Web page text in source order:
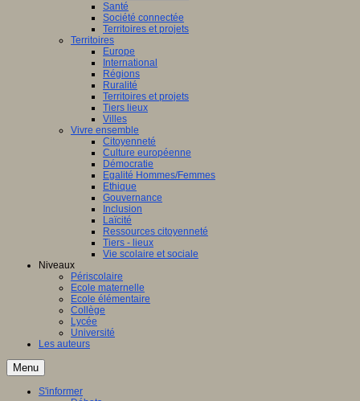
Santé
Société connectée
Territoires et projets
Territoires
Europe
International
Régions
Ruralité
Territoires et projets
Tiers lieux
Villes
Vivre ensemble
Citoyenneté
Culture européenne
Démocratie
Egalité Hommes/Femmes
Ethique
Gouvernance
Inclusion
Laïcité
Ressources citoyenneté
Tiers - lieux
Vie scolaire et sociale
Niveaux
Périscolaire
Ecole maternelle
Ecole élémentaire
Collège
Lycée
Université
Les auteurs
Menu
S'informer